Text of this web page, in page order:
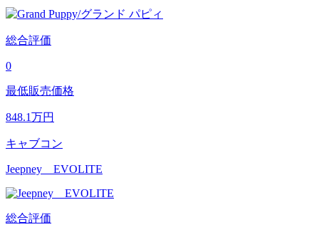
総合評価
0
最低販売価格
848.1万円
キャブコン
Jeepney EVOLITE
総合評価